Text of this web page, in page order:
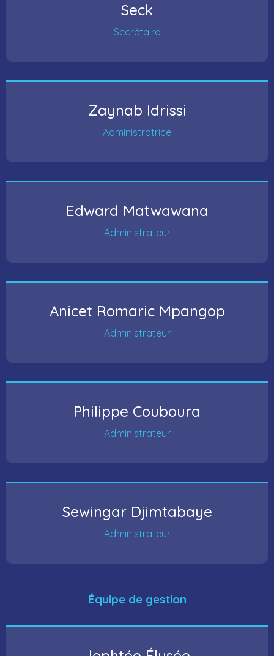
Seck
Secrétaire
Zaynab Idrissi
Administratrice
Edward Matwawana
Administrateur
Anicet Romaric Mpangop
Administrateur
Philippe Couboura
Administrateur
Sewingar Djimtabaye
Administrateur
Équipe de gestion